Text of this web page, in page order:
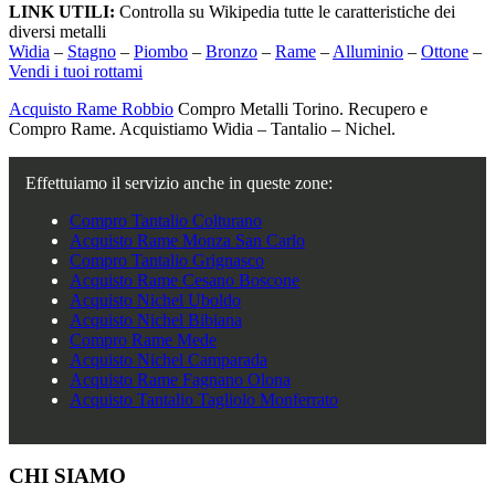
LINK UTILI: Controlla su Wikipedia tutte le caratteristiche dei
diversi metalli
Widia – Stagno – Piombo – Bronzo – Rame – Alluminio – Ottone –
Vendi i tuoi rottami
Acquisto Rame Robbio Compro Metalli Torino. Recupero e
Compro Rame. Acquistiamo Widia – Tantalio – Nichel.
Effettuiamo il servizio anche in queste zone:
Compro Tantalio Colturano
Acquisto Rame Monza San Carlo
Compro Tantalio Grignasco
Acquisto Rame Cesano Boscone
Acquisto Nichel Uboldo
Acquisto Nichel Bibiana
Compro Rame Mede
Acquisto Nichel Camparada
Acquisto Rame Fagnano Olona
Acquisto Tantalio Tagliolo Monferrato
Footer
CHI SIAMO